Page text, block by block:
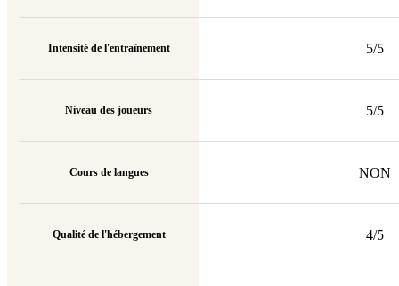
Intensité de l'entraînement
Niveau des joueurs
Cours de langues
Qualité de l'hébergement
5/5
5/5
NON
4/5